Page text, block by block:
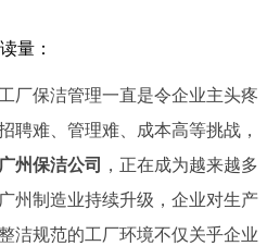
量：
厂保洁管理一直是令企业主头疼
聘难、管理难、成本高等挑战，
广州保洁公司
，正在成为越来越多
州制造业持续升级，企业对生产
洁规范的工厂环境不仅关乎企业